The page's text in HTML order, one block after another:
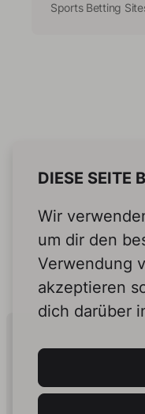
Sports Betting
DIESE SEITE
Wir
um dir den
Verwendung
akzeptieren
dich darüber
Human
In Print.